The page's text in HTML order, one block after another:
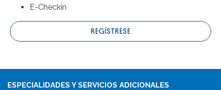
E-Checkin
REGÍSTRESE
ESPECIALIDADES Y SERVICIOS ADICIONALES